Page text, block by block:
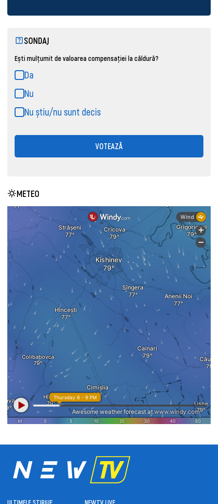
SONDAJ
Ești mulțumit de valoarea compensației la căldură?
Da
Nu
Nu știu/nu sunt decis
VOTEAZĂ
METEO
ULTIMELE ȘTIRIUE NEWTV LIVE